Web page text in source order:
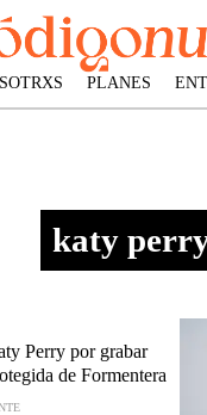
PLANES
katy
Perry por grabar
de Formentera